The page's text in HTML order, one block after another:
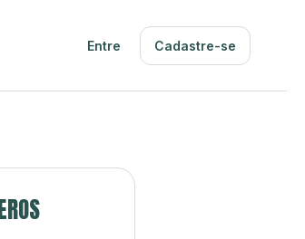
Entre Cadastre-se